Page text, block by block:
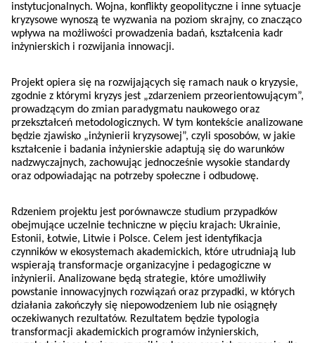
instytucjonalnych. Wojna, konflikty geopolityczne i inne sytuacje
kryzysowe wynoszą te wyzwania na poziom skrajny, co znacząco
wpływa na możliwości prowadzenia badań, kształcenia kadr
inżynierskich i rozwijania innowacji.
Projekt opiera się na rozwijających się ramach nauk o kryzysie,
zgodnie z którymi kryzys jest „zdarzeniem przeorientowującym”,
prowadzącym do zmian paradygmatu naukowego oraz
przekształceń metodologicznych. W tym kontekście analizowane
będzie zjawisko „inżynierii kryzysowej”, czyli sposobów, w jakie
kształcenie i badania inżynierskie adaptują się do warunków
nadzwyczajnych, zachowując jednocześnie wysokie standardy
oraz odpowiadając na potrzeby społeczne i odbudowę.
Rdzeniem projektu jest porównawcze studium przypadków
obejmujące uczelnie techniczne w pięciu krajach: Ukrainie,
Estonii, Łotwie, Litwie i Polsce. Celem jest identyfikacja
czynników w ekosystemach akademickich, które utrudniają lub
wspierają transformacje organizacyjne i pedagogiczne w
inżynierii. Analizowane będą strategie, które umożliwiły
powstanie innowacyjnych rozwiązań oraz przypadki, w których
działania zakończyły się niepowodzeniem lub nie osiągnęły
oczekiwanych rezultatów. Rezultatem będzie typologia
transformacji akademickich programów inżynierskich,